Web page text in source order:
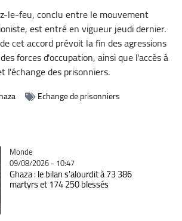
le-feu, conclu entre le mouvement
est entré en vigueur jeudi dernier.
cet accord prévoit la fin des agressions
forces d'occupation, ainsi que l'accès à
l'échange des prisonniers.
Echange de prisonniers
Catégorie
Monde
09/08/2026 - 10:47
Ghaza : le bilan s'alourdit à 73 386
martyrs et 174 250 blessés